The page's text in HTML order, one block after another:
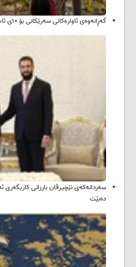
گەڕانەوەی ئاوارەکانی سەرێکانی بۆ ۱۰ی ئاب دواخراوە
سه‌ردانه‌کەی نێچیرڤان بارزانی
ده‌بێت